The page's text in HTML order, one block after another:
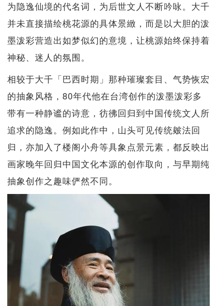
为隐逸仙境的代名词，为后世文人不断吟咏。大千
并未直接描绘桃花源的具体景緻，而是以大胆的泼
墨泼彩营造出如梦似幻的意境，让桃源始终保持着
神秘、迷人的氛围。
相较于大千「巴西时期」那种璀璨套目、气势恢宏
的抽象风格，80年代他在台湾创作的泼墨泼彩多
带有一种静谧的诗意，彷彿回归到中国传统文人所
追求的隐逸。例如此作中，山头可见传统皴法回
归，亦加入了楼阁小舟等具象点景元素，都反映出
画家晚年回归中国文化本源的创作取向，与早期纯
抽象创作之趣味俨然不同。